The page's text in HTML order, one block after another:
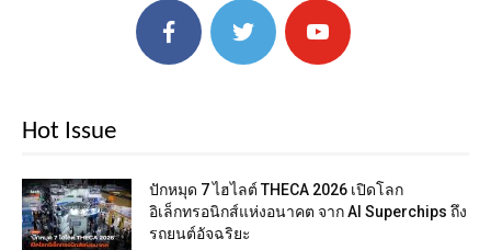
Hot Issue
ปักหมุด 7 ไฮไลต์ THECA 2026 เปิดโลก
อิเล็กทรอนิกส์แห่งอนาคต จาก AI Superchips ถึง
รถยนต์อัจฉริยะ